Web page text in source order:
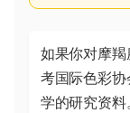
如果你对摩
考国际色彩
学的研究资